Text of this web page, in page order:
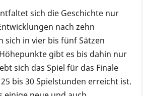
sich die Geschichte nur
nach zehn
sich in vier bis fünf Sätzen
gibt es bis dahin nur
sich das Spiel für das Finale
bis 30 Spielstunden erreicht ist.